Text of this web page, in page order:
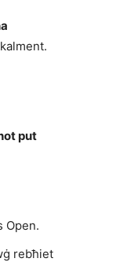
put
Open.
rebħiet